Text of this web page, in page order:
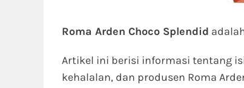
Roma Arden Choco Splendid
Artikel ini berisi informasi tentang
kehalalan, dan produsen Roma